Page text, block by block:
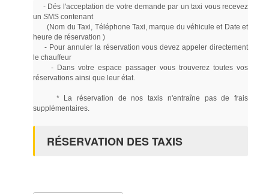
- Dés l'acceptation de votre demande par un taxi vous recevez
un SMS contenant
(Nom du Taxi, Téléphone Taxi, marque du véhicule et Date et
heure de réservation )
- Pour annuler la réservation vous devez appeler directement
le chauffeur
- Dans votre espace passager vous trouverez toutes vos
réservations ainsi que leur état.
* La réservation de nos taxis n'entraîne pas de frais
supplémentaires.
RÉSERVATION DES TAXIS